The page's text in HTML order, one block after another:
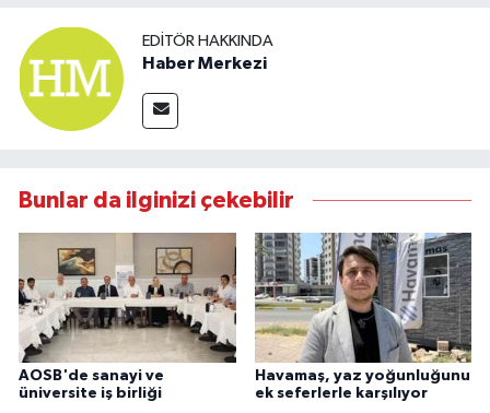
EDITÖR HAKKINDA
Haber Merkezi
Bunlar da ilginizi çekebilir
AOSB'de sanayi ve
üniversite iş birliği
Havamaş, yaz yoğunluğunu
ek seferlerle karşılıyor